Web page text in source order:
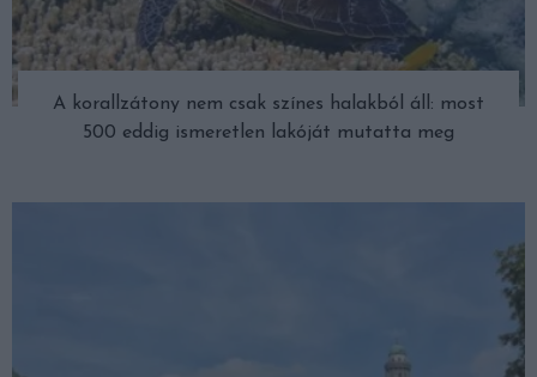
A korallzátony nem csak színes halakból áll: most
500 eddig ismeretlen lakóját mutatta meg